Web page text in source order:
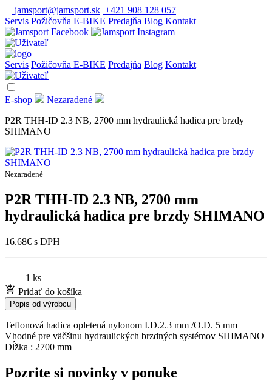
jamsport@jamsport.sk +421 908 128 057
Servis Požičovňa E-BIKE Predajňa Blog Kontakt
Servis Požičovňa E-BIKE Predajňa Blog Kontakt
E-shop
Nezaradené
P2R THH-ID 2.3 NB, 2700 mm hydraulická hadica pre brzdy
SHIMANO
Nezaradené
P2R THH-ID 2.3 NB, 2700 mm
hydraulická hadica pre brzdy SHIMANO
16.68€ s DPH
1 ks
Pridať do košíka
Popis od výrobcu
Teflonová hadica opletená nylonom I.D.2.3 mm /O.D. 5 mm
Vhodné pre väčšinu hydraulických brzdných systémov SHIMANO
Dĺžka : 2700 mm
Pozrite si novinky v ponuke